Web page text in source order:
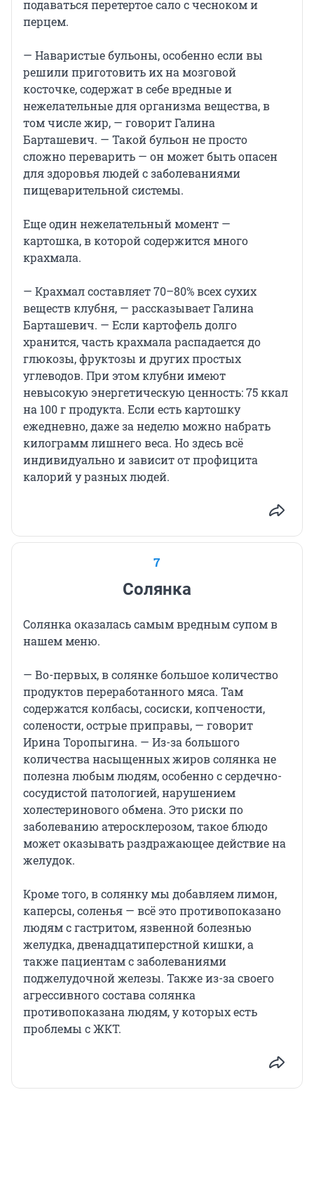
подаваться перетертое сало с чесноком и
перцем.
— Наваристые бульоны, особенно если вы
решили приготовить их на мозговой
косточке, содержат в себе вредные и
нежелательные для организма вещества, в
том числе жир, — говорит Галина
Барташевич. — Такой бульон не просто
сложно переварить — он может быть опасен
для здоровья людей с заболеваниями
пищеварительной системы.
Еще один нежелательный момент —
картошка, в которой содержится много
крахмала.
— Крахмал составляет 70–80% всех сухих
веществ клубня, — рассказывает Галина
Барташевич. — Если картофель долго
хранится, часть крахмала распадается до
глюкозы, фруктозы и других простых
углеводов. При этом клубни имеют
невысокую энергетическую ценность: 75 ккал
на 100 г продукта. Если есть картошку
ежедневно, даже за неделю можно набрать
килограмм лишнего веса. Но здесь всё
индивидуально и зависит от профицита
калорий у разных людей.
7
Солянка
Солянка оказалась самым вредным супом в
нашем меню.
— Во-первых, в солянке большое количество
продуктов переработанного мяса. Там
содержатся колбасы, сосиски, копчености,
солености, острые приправы, — говорит
Ирина Торопыгина. — Из-за большого
количества насыщенных жиров солянка не
полезна любым людям, особенно с сердечно-
сосудистой патологией, нарушением
холестеринового обмена. Это риски по
заболеванию атеросклерозом, такое блюдо
может оказывать раздражающее действие на
желудок.
Кроме того, в солянку мы добавляем лимон,
каперсы, соленья — всё это противопоказано
людям с гастритом, язвенной болезнью
желудка, двенадцатиперстной кишки, а
также пациентам с заболеваниями
поджелудочной железы. Также из-за своего
агрессивного состава солянка
противопоказана людям, у которых есть
проблемы с ЖКТ.